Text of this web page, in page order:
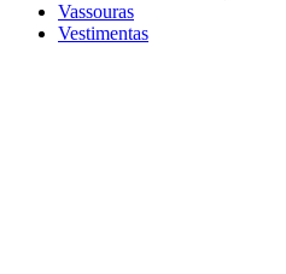
Vassouras
Vestimentas